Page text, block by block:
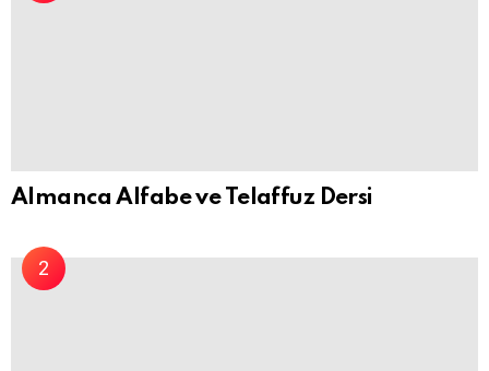
Almanca Alfabe ve Telaffuz Dersi